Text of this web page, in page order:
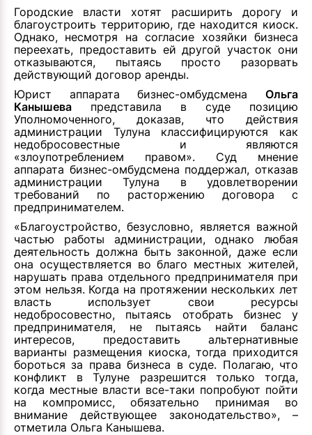
Городские власти хотят расширить дорогу и
благоустроить территорию, где находится киоск.
Однако, несмотря на согласие хозяйки бизнеса
переехать, предоставить ей другой участок они
отказываются, пытаясь просто разорвать
действующий договор аренды.
Юрист аппарата бизнес-омбудсмена Ольга
Канышева представила в суде позицию
Уполномоченного, доказав, что действия
администрации Тулуна классифицируются как
недобросовестные и являются
«злоупотреблением правом». Суд мнение
аппарата бизнес-омбудсмена поддержал, отказав
администрации Тулуна в удовлетворении
требований по расторжению договора с
предпринимателем.
«Благоустройство, безусловно, является важной
частью работы администрации, однако любая
деятельность должна быть законной, даже если
она осуществляется во благо местных жителей,
нарушать права отдельного предпринимателя при
этом нельзя. Когда на протяжении нескольких лет
власть использует свои ресурсы
недобросовестно, пытаясь отобрать бизнес у
предпринимателя, не пытаясь найти баланс
интересов, предоставить альтернативные
варианты размещения киоска, тогда приходится
бороться за права бизнеса в суде. Полагаю, что
конфликт в Тулуне разрешится только тогда,
когда местные власти все-таки попробуют пойти
на компромисс, обязательно принимая во
внимание действующее законодательство», –
отметила Ольга Канышева.